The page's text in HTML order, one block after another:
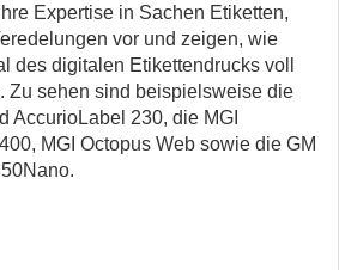
Expertise in Sachen Etiketten,
vor und zeigen, wie
des digitalen Etikettendrucks voll
Zu sehen sind beispielsweise die
AccurioLabel 230, die MGI
MGI Octopus Web sowie die GM